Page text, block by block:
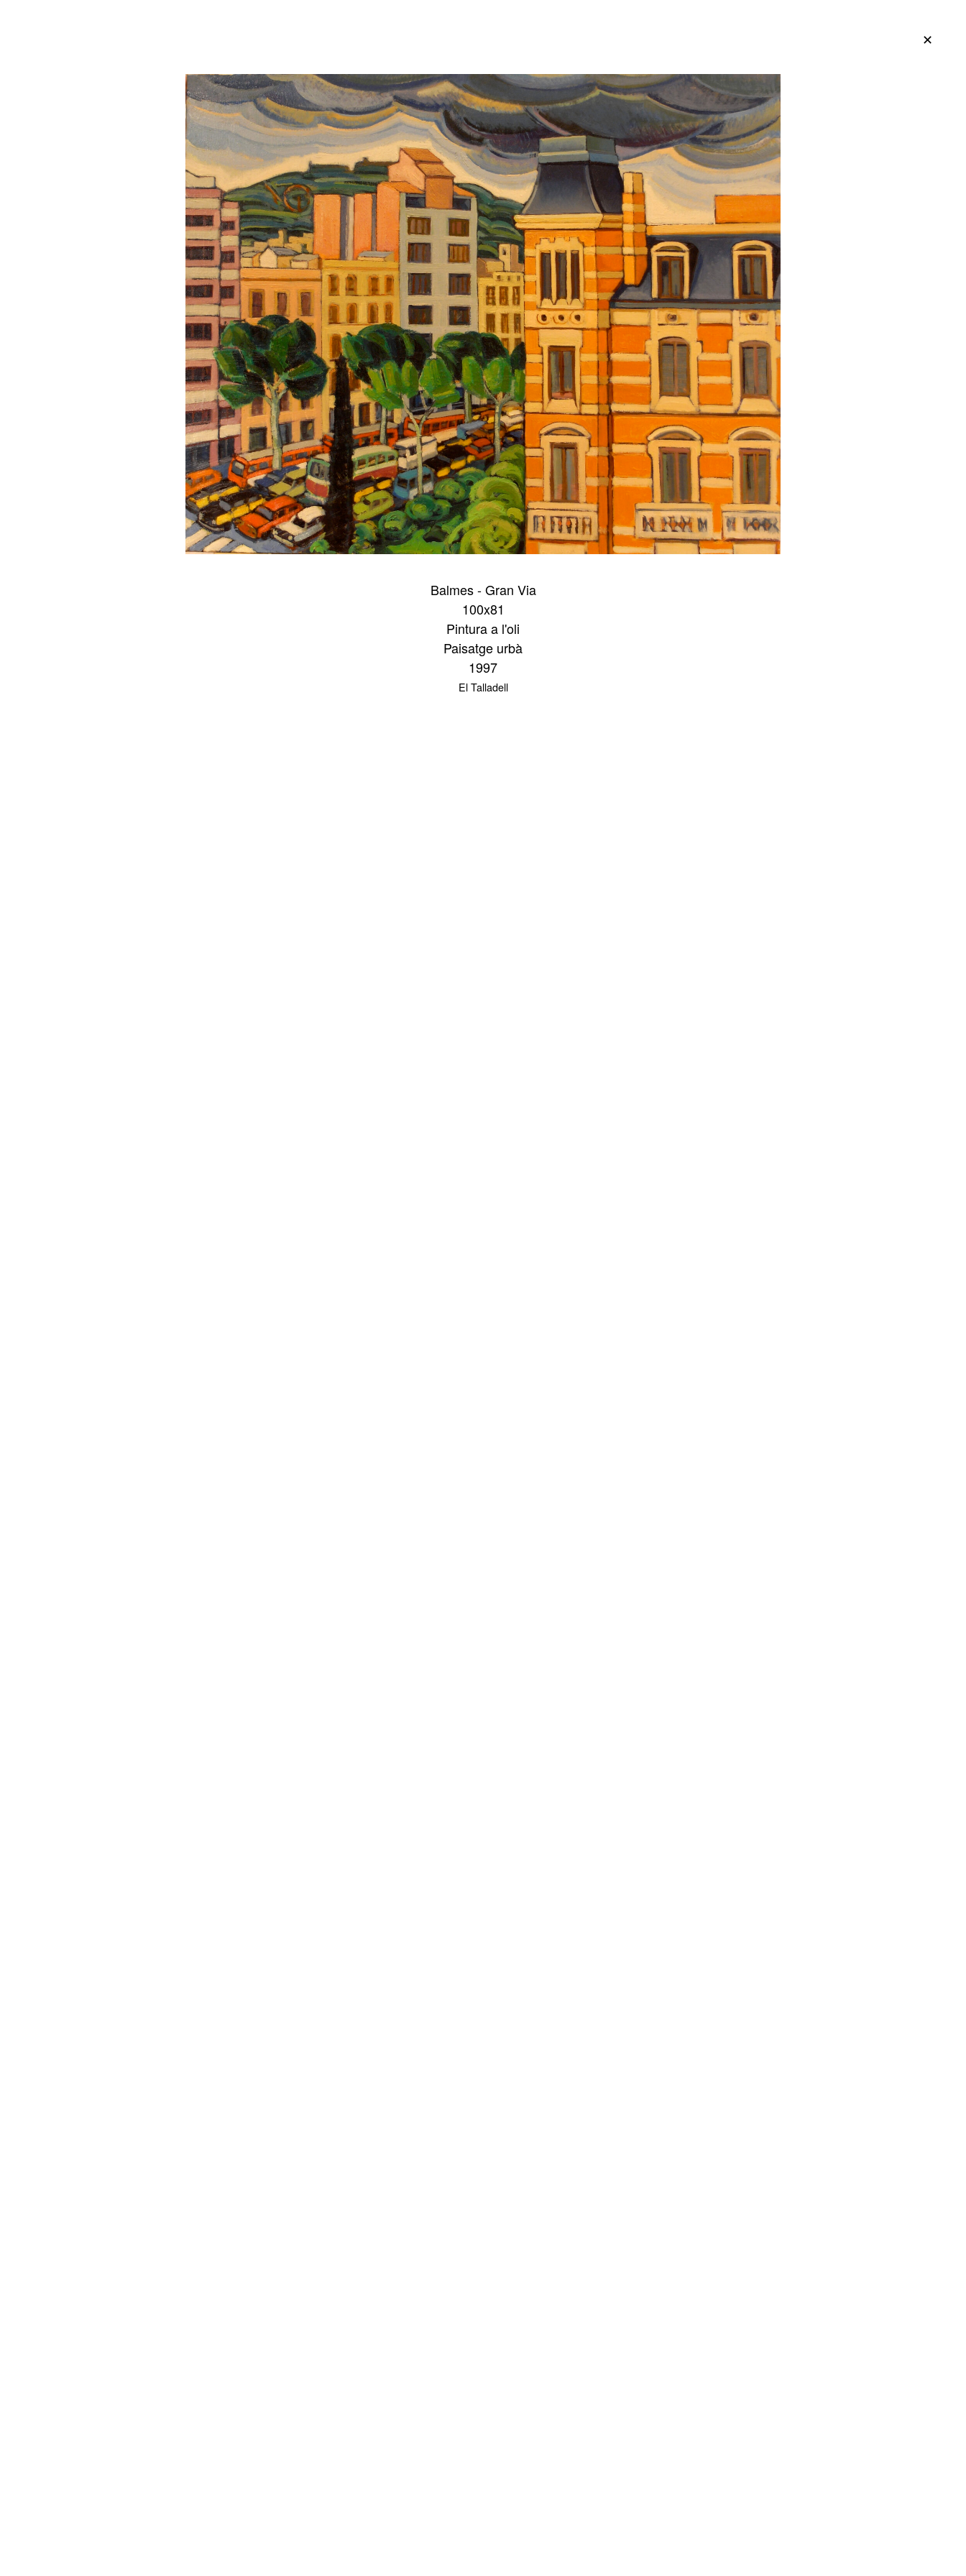
Balmes - Gran Via
100x81
Pintura a l'oli
Paisatge urbà
1997
El Talladell